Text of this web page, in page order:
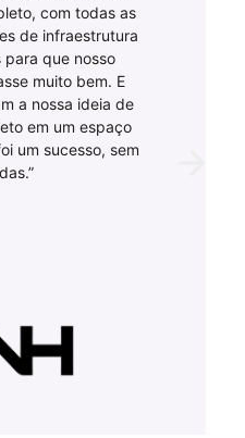
com todas as
de infraestrutura
que nosso
muito bem. E
a nossa ideia de
em um espaço
um sucesso, sem